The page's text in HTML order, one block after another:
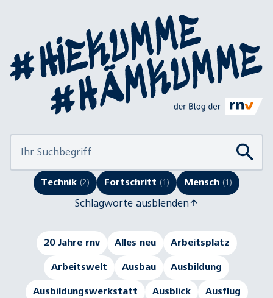
Technik (2) Fortschritt (1) Mensch (1)
Schlagworte ausblenden
20 Jahre rnv Alles neu Arbeitsplatz
Arbeitswelt Ausbau Ausbildung
Ausbildungswerkstatt Ausblick Ausflug